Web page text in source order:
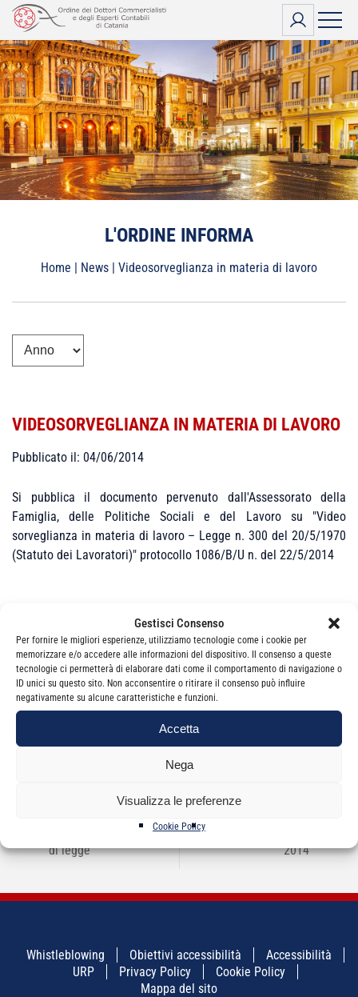
Gestisci Consenso
Per fornire le migliori esperienze, utilizziamo tecnologie come i cookie per
memorizzare e/o accedere alle informazioni del dispositivo. Il consenso a queste
tecnologie ci permetterà di elaborare dati come il comportamento di navigazione o
ID unici su questo sito. Non acconsentire o ritirare il consenso può influire
negativamente su alcune caratteristiche e funzioni.
Accetta
Nega
Visualizza le preferenze
Cookie Policy
Vai
contenuto
L'ORDINE INFORMA
Home | News | Videosorveglianza in materia di lavoro
VIDEOSORVEGLIANZA IN MATERIA DI LAVORO
Pubblicato il: 04/06/2014
Si pubblica il documento pervenuto dall'Assessorato della
Famiglia, delle Politiche Sociali e del Lavoro su "Video
sorveglianza in materia di lavoro – Legge n. 300 del 20/5/1970
(Statuto dei Lavoratori)" protocollo 1086/B/U n. del 22/5/2014
CategorieNews
di legge
Cena di beneficenza –
2014
Whistleblowing Obiettivi accessibilità
Accessibilità
URP
Privacy Policy
Cookie Policy
Mappa del sito